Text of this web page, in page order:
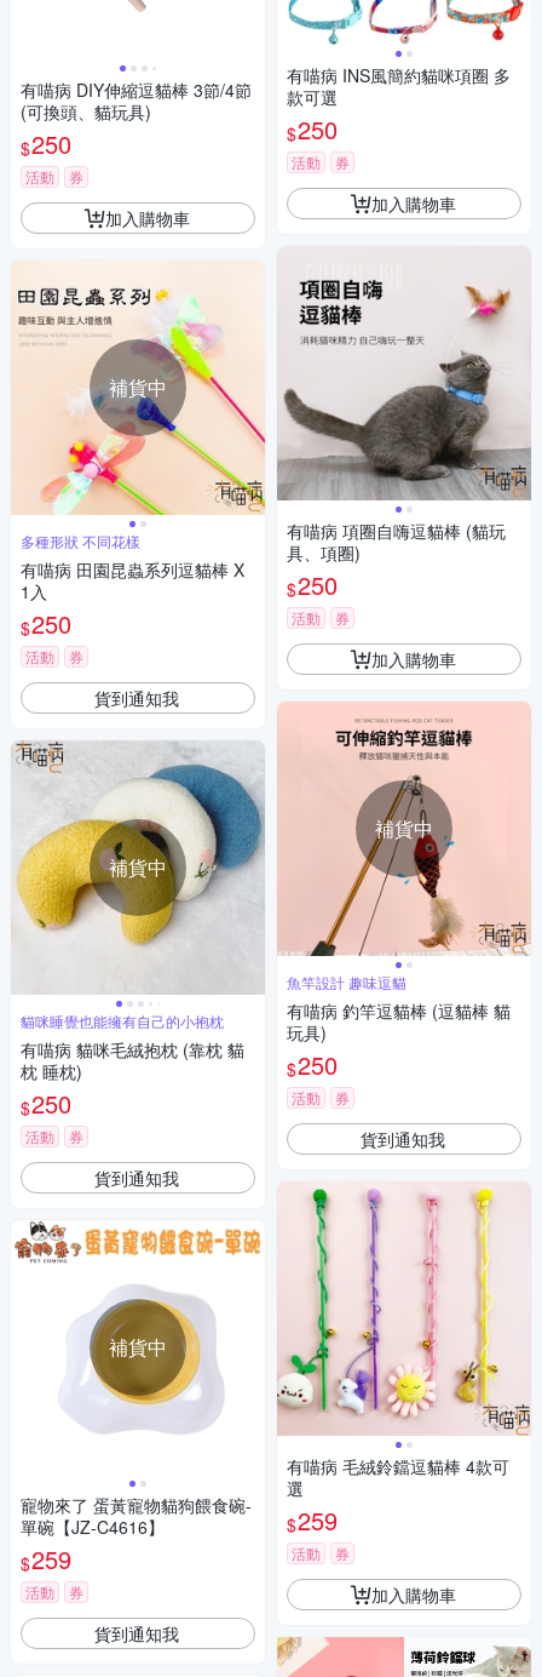
有喵病 DIY伸縮逗貓棒 3節/4節
(可換頭、貓玩具)
$250
活動 券
加入購物車
補貨中
多種形狀 不同花樣
有喵病 田園昆蟲系列逗貓棒 X
1入
$250
活動 券
貨到通知我
補貨中
貓咪睡覺也能擁有自己的小抱枕
有喵病 貓咪毛絨抱枕 (靠枕 貓
枕 睡枕)
$250
活動 券
貨到通知我
補貨中
寵物來了 蛋黃寵物貓狗餵食碗-
單碗【JZ-C4616】
$259
活動 券
貨到通知我
有喵病 INS風簡約貓咪項圈 多
款可選
$250
活動 券
加入購物車
有喵病 項圈自嗨逗貓棒 (貓玩
具、項圈)
$250
活動 券
加入購物車
補貨中
魚竿設計 趣味逗貓
有喵病 釣竿逗貓棒 (逗貓棒 貓
玩具)
$250
活動 券
貨到通知我
有喵病 毛絨鈴鐺逗貓棒 4款可
選
$259
活動 券
加入購物車